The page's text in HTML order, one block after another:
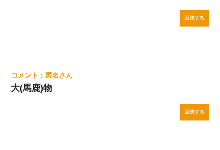
返信する
匿名
大(馬鹿)物
返信する